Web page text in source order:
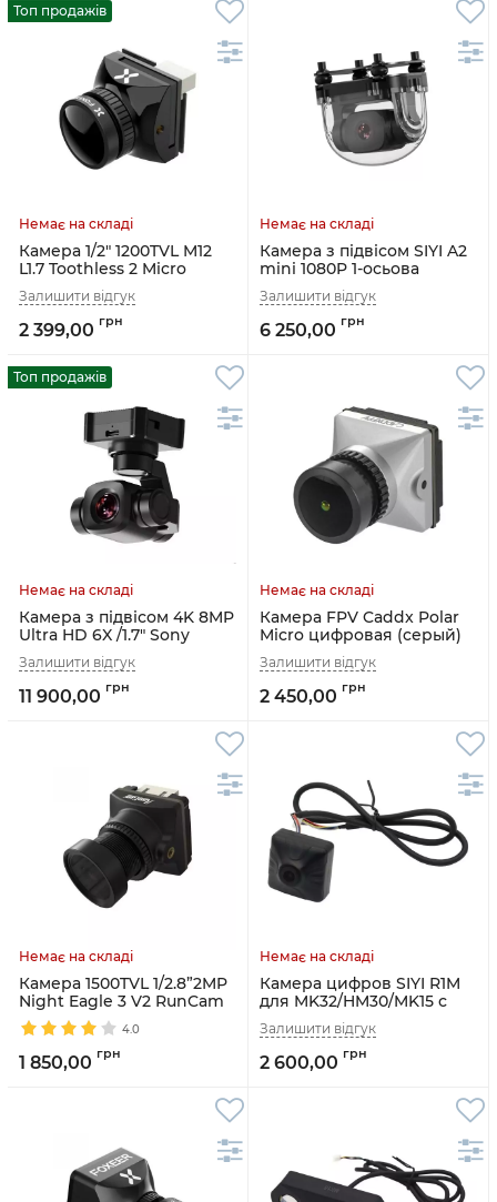
Топ продажів
Камера 1/2" 1200TVL M12
L1.7 Toothless 2 Micro
Foxeer
2 399,00
Камера з підвісом SIYI A2
mini 1080P 1-осьова
6 250,00
Топ продажів
Камера з підвісом 4K 8MP
Ultra HD 6X /1.7" Sony
Sensor HDR A8 mini Siyi
11 900,00
Камера FPV Caddx Polar
Micro цифровая (серый)
2 450,00
Камера 1500TVL 1/2.8”2MP
Night Eagle 3 V2 RunCam
4.0
1 850,00
Камера цифров SIYI R1M
для MK32/HM30/MK15 с
записом
2 600,00